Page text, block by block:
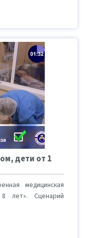
дети от 1
медицинская
лет». Сценарий